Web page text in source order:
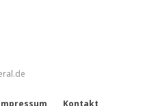
Kontakt